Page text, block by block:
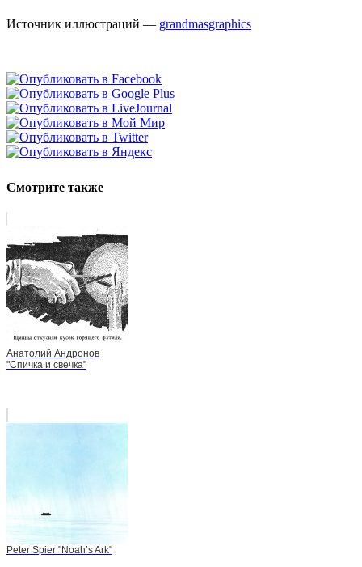
Источник иллюстраций — grandmasgraphics
Смотрите также
Анатолий Андронов
"Спичка и свечка"
Peter Spier "Noah’s Ark"